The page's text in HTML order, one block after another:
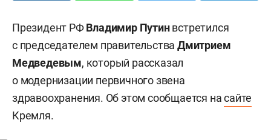
Президент РФВладимир Путинвстретился
с председателем правительстваДмитрием
Медведевым, который рассказал
о модернизации первичного звена
здравоохранения. Об этом сообщается насайте
Кремля.